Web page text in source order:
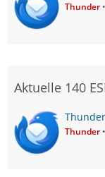
Thunder
Aktuelle 140
Thunder